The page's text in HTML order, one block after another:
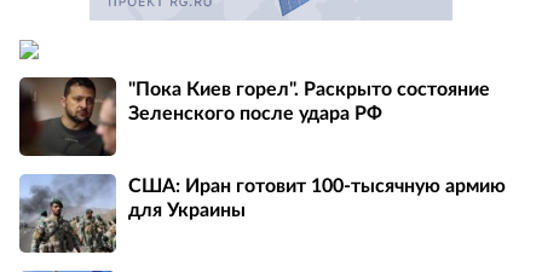
"Пока Киев горел". Раскрыто состояние
Зеленского после удара РФ
США: Иран готовит 100-тысячную армию
для Украины